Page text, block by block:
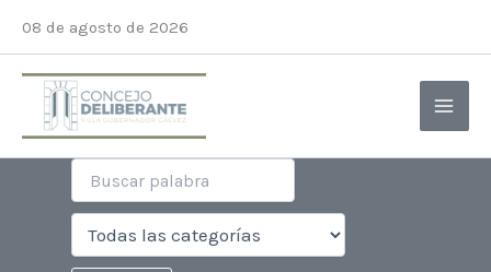
contenido
08 de agosto de 2026